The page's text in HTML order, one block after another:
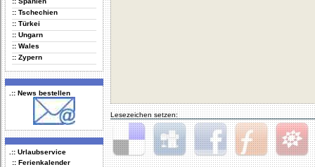
:: Tschechien
:: Türkei
:: Ungarn
:: Wales
:: Zypern
.:: News bestellen
.:: Urlaubservice
:: Ferienkalender
Lesezeichen setzen:
Delicious Digg Facebook Furl StudiVZ